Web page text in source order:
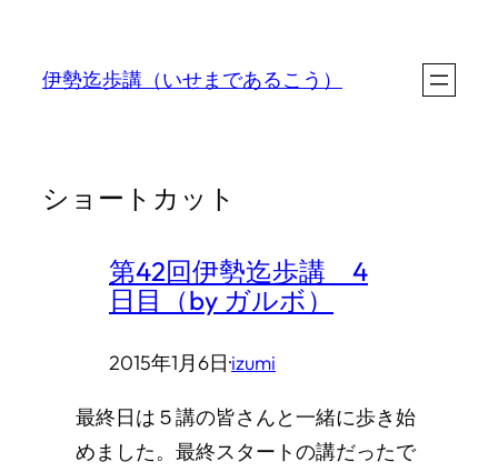
伊勢迄歩講（いせまであるこう）
ショートカット
第42回伊勢迄歩講 4
日目（by ガルボ）
2015年1月6日·izumi
最終日は５講の皆さんと一緒に歩き始
めました。最終スタートの講だったで